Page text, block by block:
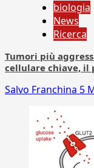
biologia
News
Ricerca
Tumori più
cellulare chiave, il
Salvo Franchina 5